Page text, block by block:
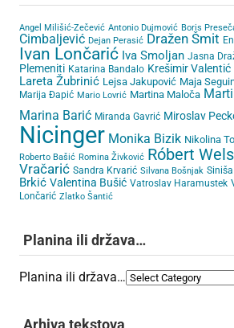
Angel Milišić-Zečević Antonio Dujmović Boris
Cimbaljević Dejan Perasić Dražen Šmit
Ivan Lončarić Iva Smoljan Jasna
Plemeniti Katarina Bandalo Krešimir Valentić
Lareta Žubrinić Lejsa Jakupović Maja
Marija Đapić Mario Lovrić Martina Maloča
Marina Barić Miranda Gavrić Miroslav
Nicinger Monika Bizik Nikolina
Roberto Bašić Romina Živković Róbert
Vračarić Sandra Krvarić Silvana Bošnjak
Brkić Valentina Bušić Vatroslav Haramustek
Lončarić Zlatko Šantić
Planina ili država…
Planina ili država…
Arhiva tekstova